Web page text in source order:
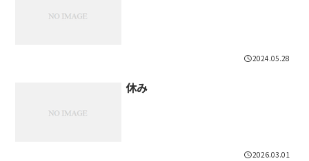
2024.05.28
休み
2026.03.01